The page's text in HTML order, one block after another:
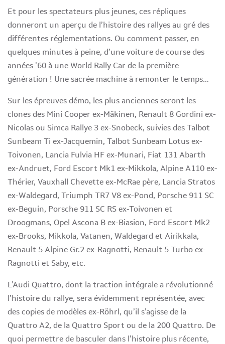
Et pour les spectateurs plus jeunes, ces répliques
donneront un aperçu de l’histoire des rallyes au gré des
différentes réglementations. Ou comment passer, en
quelques minutes à peine, d’une voiture de course des
années ’60 à une World Rally Car de la première
génération ! Une sacrée machine à remonter le temps…
Sur les épreuves démo, les plus anciennes seront les
clones des Mini Cooper ex-Mäkinen, Renault 8 Gordini ex-
Nicolas ou Simca Rallye 3 ex-Snobeck, suivies des Talbot
Sunbeam Ti ex-Jacquemin, Talbot Sunbeam Lotus ex-
Toivonen, Lancia Fulvia HF ex-Munari, Fiat 131 Abarth
ex-Andruet, Ford Escort Mk1 ex-Mikkola, Alpine A110 ex-
Thérier, Vauxhall Chevette ex-McRae père, Lancia Stratos
ex-Waldegard, Triumph TR7 V8 ex-Pond, Porsche 911 SC
ex-Beguin, Porsche 911 SC RS ex-Toivonen et
Droogmans, Opel Ascona B ex-Biasion, Ford Escort Mk2
ex-Brooks, Mikkola, Vatanen, Waldegard et Airikkala,
Renault 5 Alpine Gr.2 ex-Ragnotti, Renault 5 Turbo ex-
Ragnotti et Saby, etc.
L’Audi Quattro, dont la traction intégrale a révolutionné
l’histoire du rallye, sera évidemment représentée, avec
des copies de modèles ex-Röhrl, qu’il s’agisse de la
Quattro A2, de la Quattro Sport ou de la 200 Quattro. De
quoi permettre de basculer dans l’histoire plus récente,